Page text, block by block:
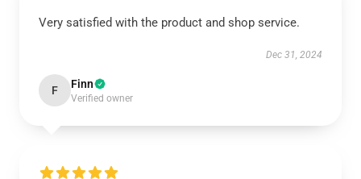
Very satisfied with the product and shop service.
Dec 31, 2024
F Finn
Verified owner